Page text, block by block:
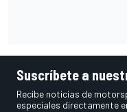
Suscríbete a
Recibe noticias de
especiales directamente